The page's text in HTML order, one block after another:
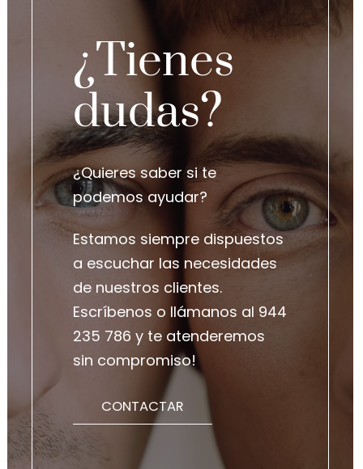
¿Tienes
dudas?
¿Quieres saber si te
podemos ayudar?
Estamos siempre dispuestos
a escuchar las necesidades
de nuestros clientes.
Escríbenos o llámanos al 944
235 786 y te atenderemos
sin compromiso!
CONTACTAR